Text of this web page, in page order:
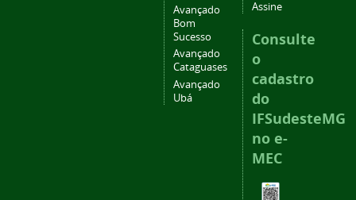
Avançado
Bom
Sucesso
Avançado
Cataguases
Avançado
Ubá
Assine
Consulte
o
cadastro
do
IFSudesteMG
no e-
MEC